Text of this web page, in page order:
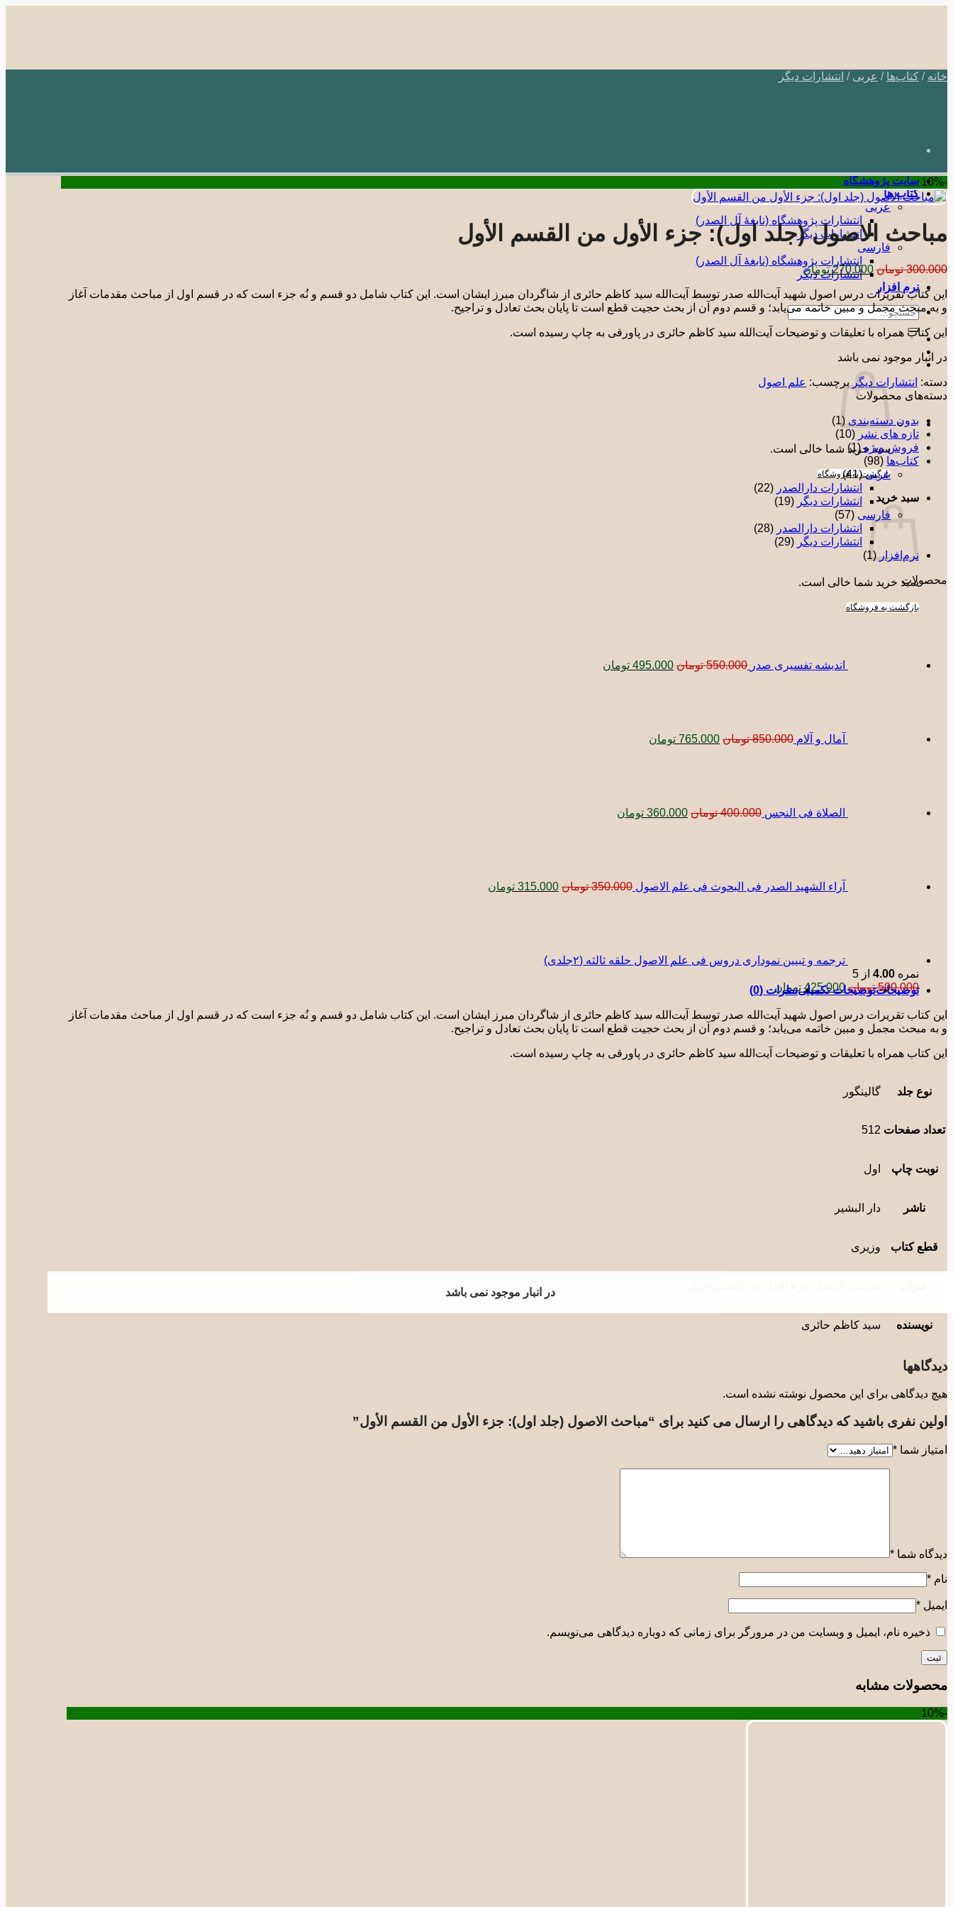
سایت پژوهشگاه
کتاب ها
عربی
انتشارات پژوهشگاه (نابغۀ آل الصدر)
انتشارات دیگر
فارسی
انتشارات پژوهشگاه (نابغۀ آل الصدر)
انتشارات دیگر
نرم افزار
جستجو
برای:
سبد خرید شما خالی است.
بازگشت به فروشگاه
سبد خرید
سبد خرید شما خالی است.
بازگشت به فروشگاه
خانه / کتاب‌ها / عربی / انتشارات دیگر
-10%
مباحث الاصول (جلد اول): جزء الأول من القسم الأول
300.000 تومان قیمت
اصلی:
300.000 تومان
بود.
270.000 تومانقیمت
فعلی:
270.000 تومان.
این کتاب تقریرات درس اصول شهید آیت‌الله صدر توسط آیت‌الله سید کاظم حائری از شاگردان مبرز ایشان است. این کتاب شامل دو قسم و نُه جزء است که در قسم اول از مباحث مقدمات آغاز
و به مبحث مجمل و مبین خاتمه می‌یابد؛ و قسم دوم آن از بحث حجیت قطع است تا پایان بحث تعادل و تراجیح.
این کتاب همراه با تعلیقات و توضیحات آیت‌الله سید کاظم حائری در پاورقی به چاپ رسیده است.
در انبار موجود نمی باشد
دسته: انتشارات دیگر برچسب: علم اصول
دسته‌های محصولات
بدون دسته‌بندی (1)
تازه های نشر (10)
فروش ویژه (1)
کتاب‌ها (98)
عربی (41)
انتشارات دارالصدر (22)
انتشارات دیگر (19)
فارسی (57)
انتشارات دارالصدر (28)
انتشارات دیگر (29)
نرم‌افزار (1)
محصولات
اندیشه تفسیری صدر 550.000 تومان 495.000 تومان
آمال و آلام 850.000 تومان 765.000 تومان
الصلاة فی النجس 400.000 تومان 360.000 تومان
آراء الشهید الصدر فی البحوث فی علم الاصول 350.000 تومان 315.000 تومان
ترجمه و تبیین نموداری دروس فی علم الاصول حلقه ثالثه (٢جلدی)
نمره 4.00 از 5
500.000 تومانقیمت
500.000 تومان
بود.
425.000 تومانقیمت
فعلی:
425.000 تومان.
توضیحاتتوضیحات تکمیلینظرات (0)
این کتاب تقریرات درس اصول شهید آیت‌الله صدر توسط آیت‌الله سید کاظم حائری از شاگردان مبرز ایشان است. این کتاب شامل دو قسم و نُه جزء است که در قسم اول از مباحث مقدمات آغاز
و به مبحث مجمل و مبین خاتمه می‌یابد؛ و قسم دوم آن از بحث حجیت قطع است تا پایان بحث تعادل و تراجیح.
این کتاب همراه با تعلیقات و توضیحات آیت‌الله سید کاظم حائری در پاورقی به چاپ رسیده است.
نوع جلد گالینگور
تعداد صفحات 512
نوبت چاپ اول
ناشر دار البشیر
قطع کتاب وزیری
نویسنده سید کاظم حائری
دیدگاهها
هیچ دیدگاهی برای این محصول نوشته نشده است.
اولین نفری باشید که دیدگاهی را ارسال می کنید برای “مباحث الاصول (جلد اول): جزء الأول من القسم الأول”
امتیاز شما *
دیدگاه شما *
نام *
ایمیل *
ذخیره نام، ایمیل و وبسایت من در مرورگر برای زمانی که دوباره دیدگاهی می‌نویسم.
محصولات مشابه
-10%
در انبار موجود نمی باشد
در انبار موجود نمی باشد